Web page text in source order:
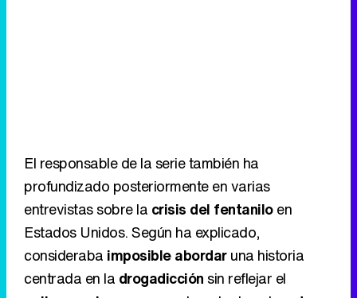
El responsable de la serie también ha
profundizado posteriormente en varias
entrevistas sobre la crisis del fentaniloen
Estados Unidos. Según ha explicado,
consideraba imposible abordaruna historia
centrada en la drogadicción sin reflejar el